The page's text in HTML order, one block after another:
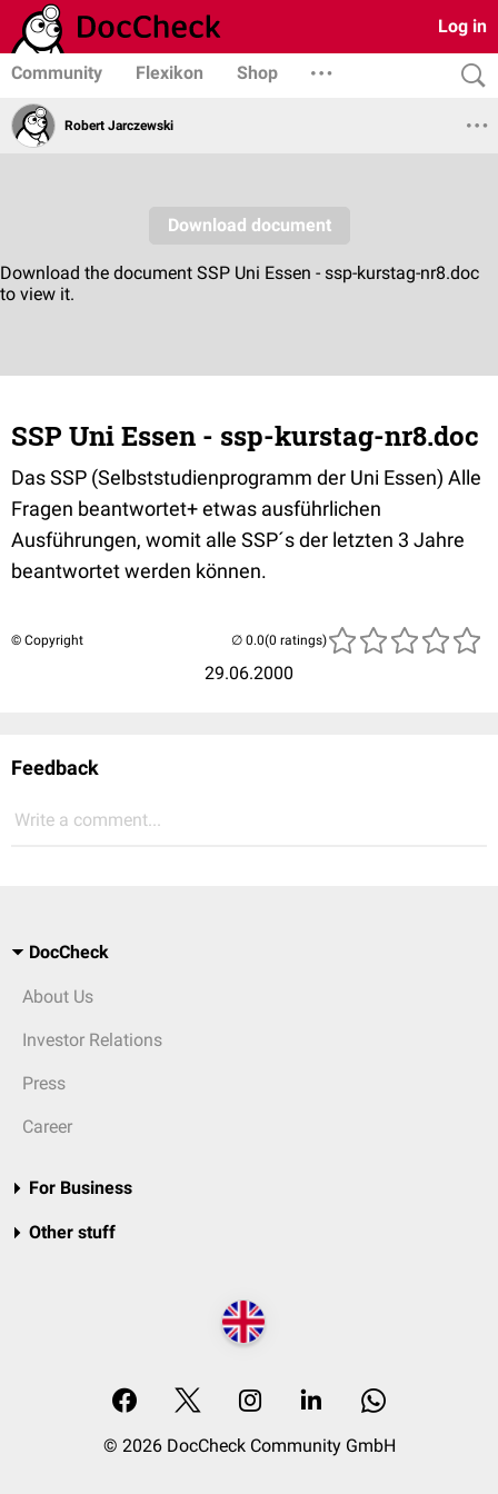
Log in
Community Flexikon Shop
Robert Jarczewski
SSP Uni Essen - ssp-kurstag-nr8.doc
Das SSP (Selbststudienprogramm der Uni Essen) Alle
Fragen beantwortet+ etwas ausführlichen
Ausführungen, womit alle SSP´s der letzten 3 Jahre
beantwortet werden können.
© Copyright
29.06.2000
(0 ratings)
Feedback
Write a comment...
DocCheck
About Us
Investor Relations
Press
Career
For Business
Other stuff
© 2026 DocCheck Community GmbH